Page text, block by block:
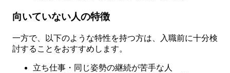
向いていない人の特徴
一方で、以下のような特性を持つ方は、入職前に十分検
討することをおすすめします。
立ち仕事・同じ姿勢の継続が苦手な人